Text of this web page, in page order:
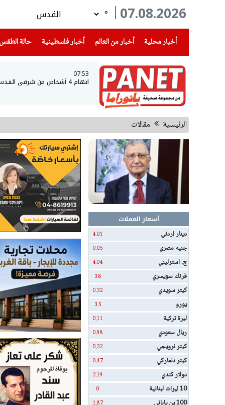
07.08.2026
°
أخبار محلية
(current) أخبار من العالم أخبار فلسطينية(current) حالة الطقس
07:53
اتهام 4 أشخاص من شرقي القدس والضفة الغربية بسرقة مركبات
الرئيسية مقالات
أسعار العملات
دينار اردني
4.01
جنيه مصري 0.05
ج. استرليني 4.04
فرنك سويسري 3.8
كيتر سويدي 0.32
يورو 3.5
ليرة تركية 0.11
ريال سعودي 0.98
كيتر نرويجي 0.32
كيتر دنماركي 0.47
دولار كندي 2.19
10 ليرات لبنانية 0
1.87